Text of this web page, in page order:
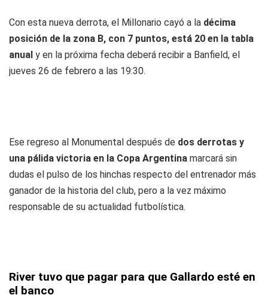
Con esta nueva derrota, el Millonario cayó a la décima
posición de la zona B, con 7 puntos, está 20 en la tabla
anual y en la próxima fecha deberá recibir a Banfield, el
jueves 26 de febrero a las 19:30.
Ese regreso al Monumental después de dos derrotas y
una pálida victoria en la Copa Argentina marcará sin
dudas el pulso de los hinchas respecto del entrenador más
ganador de la historia del club, pero a la vez máximo
responsable de su actualidad futbolística.
River tuvo que pagar para que Gallardo esté en
el banco